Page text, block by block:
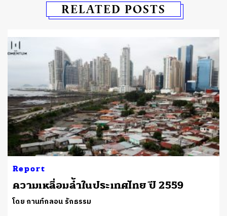
RELATED POSTS
Report
ความเหลื่อมล้ำในประเทศไทย ปี 2559
โดย กานท์กลอน รักธรรม